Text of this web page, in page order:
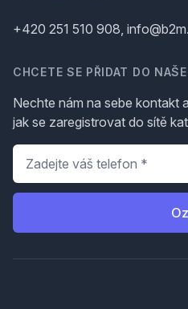
+420 251 510 908,
CHCETE SE PŘIDAT DO
Nechte nám na sebe kontakt
jak se zaregistrovat do sítě
Telefon